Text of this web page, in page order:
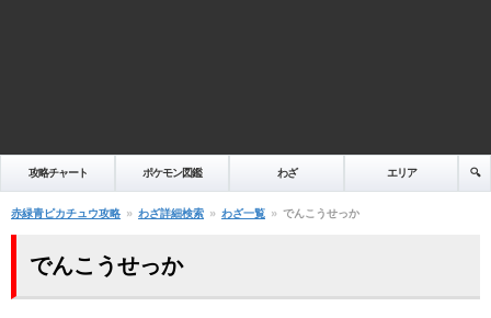
攻略チャート ポケモン図鑑 わざ エリア 🔍️
赤緑青ピカチュウ攻略 わざ詳細検索 わざ一覧 でんこうせっか
でんこうせっか